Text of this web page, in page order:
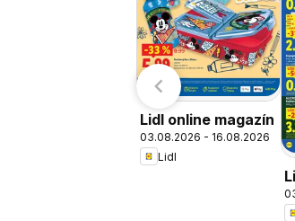
Lidl online magazín
03.08.2026 - 16.08.2026
Lidl